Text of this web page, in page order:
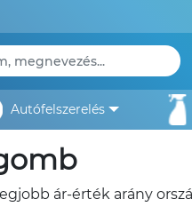
autófelszerelés
ár-érték arány